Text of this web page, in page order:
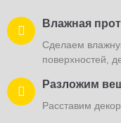
Влажная
Сделаем
поверхностей,
Разложим
Расставим
Обезжирим
Обезжирим и
фартук
Вымоем
Обезжирим и
биде
Вымоем и
унитаз и биде
Натрем
Натрем зеркало